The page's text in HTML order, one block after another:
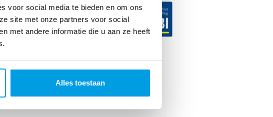
voor social media te bieden en om ons
site met onze partners voor social
met andere informatie die u aan ze heeft
Alles toestaan
Fight cancer. 2026